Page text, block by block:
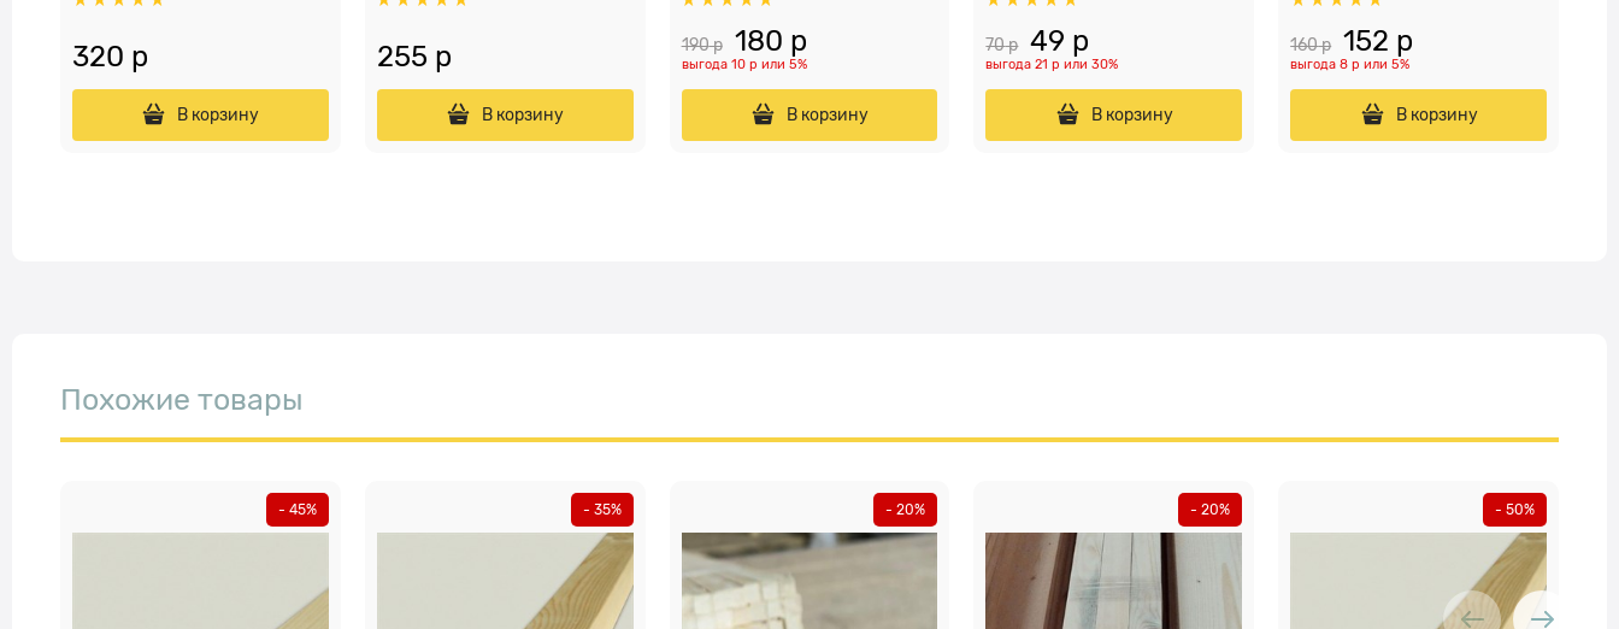
320 р
В корзину
255 р
В корзину
190 р 180 р
выгода 10 р или 5%
В корзину
70 р 49 р
выгода21 р или30%
В корзину
160 р 152 р
выгода8 р или5%
В корзину
Похожие товары
- 45% - 35% - 20% - 20% - 50%